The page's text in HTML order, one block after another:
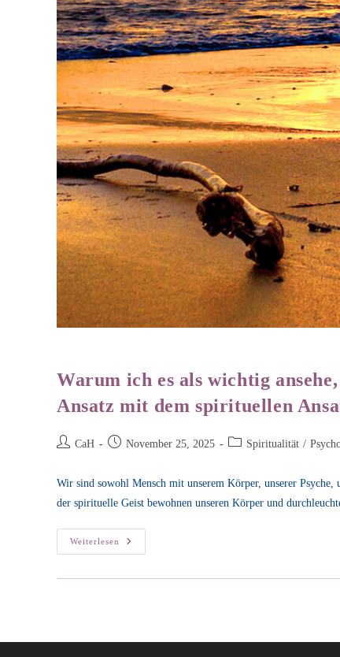
Warum ich es als wichtig
Ansatz mit dem spirituellen
Beitrags-
CaH
BeitragNovember 25, 2025
Beitrags-
Spiritualität /
Wir sind sowohl Mensch mit unserem Körper, unserer Psyche,
der spirituelle Geist bewohnen unseren Körper und
Weiterlesen
Warum
Ich
Psychologischen